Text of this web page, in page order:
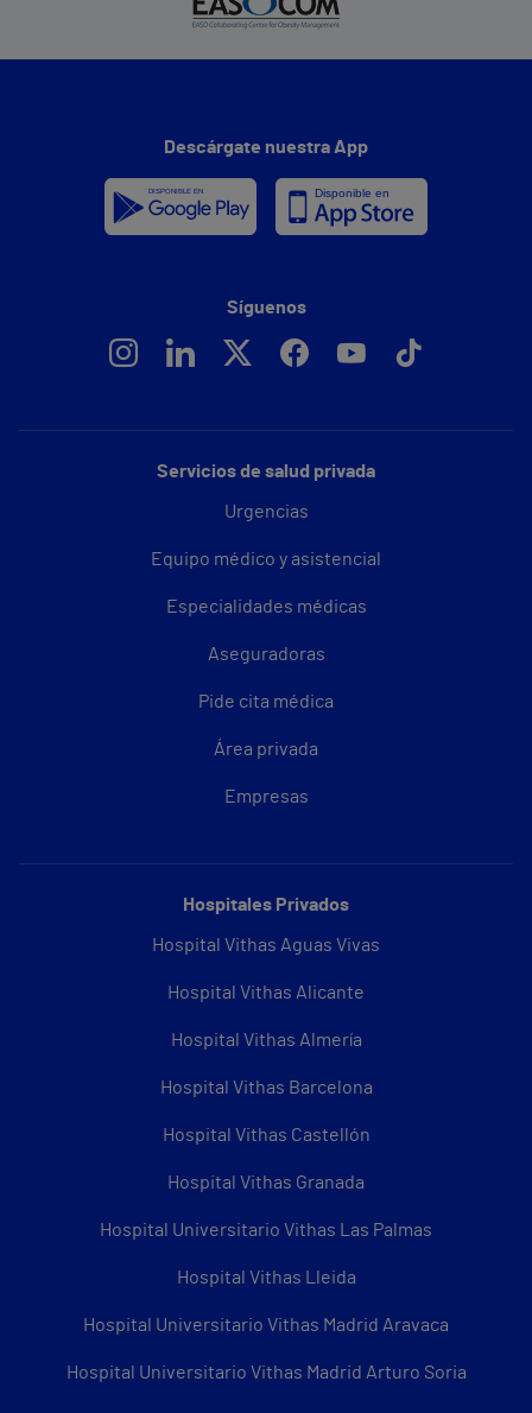
Servicios de salud privada
Urgencias
Equipo médico y asistencial
Especialidades médicas
Aseguradoras
Pide cita médica
Área privada
Empresas
Hospitales Privados
Hospital Vithas Aguas Vivas
Hospital Vithas Alicante
Hospital Vithas Almería
Hospital Vithas Barcelona
Hospital Vithas Castellón
Hospital Vithas Granada
Hospital Universitario Vithas Las Palmas
Hospital Vithas Lleida
Hospital Universitario Vithas Madrid Aravaca
Hospital Universitario Vithas Madrid Arturo Soria
Descárgate nuestra App
Síguenos